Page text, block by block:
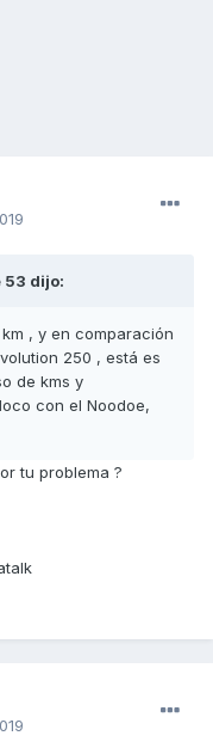
53 dijo:
, y en comparación
250 , está es
de kms y
con el Noodoe,
tu problema ?